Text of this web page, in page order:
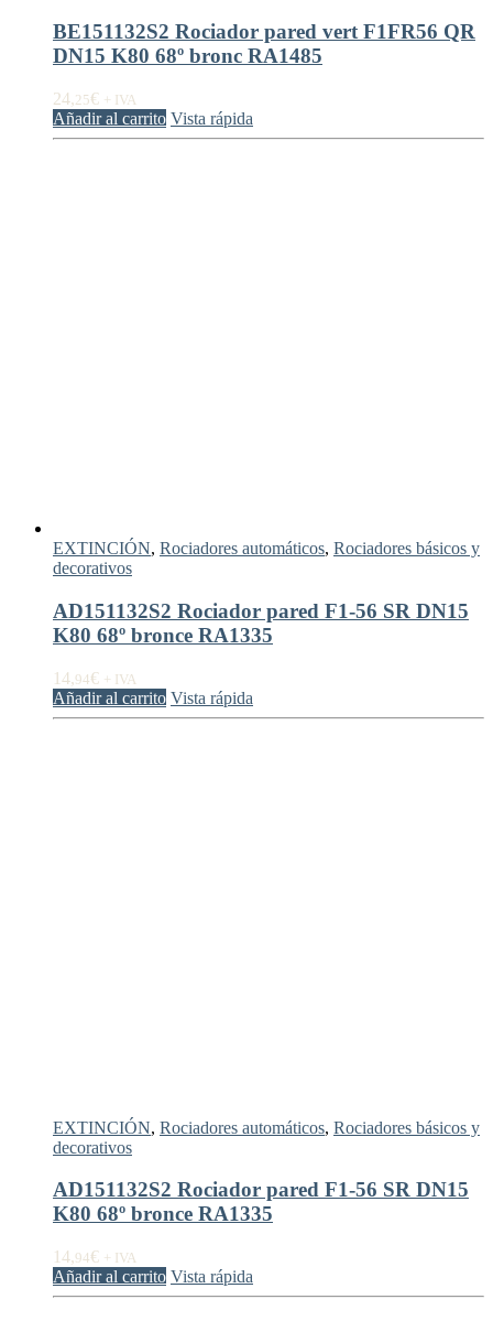
BE151132S2 Rociador pared vert F1FR56 QR
DN15 K80 68º bronc RA1485
24,25€ + IVA
Añadir al carrito Vista rápida
EXTINCIÓN, Rociadores automáticos, Rociadores básicos y
decorativos
AD151132S2 Rociador pared F1-56 SR DN15
K80 68º bronce RA1335
14,94€ + IVA
Añadir al carrito Vista rápida
EXTINCIÓN, Rociadores automáticos, Rociadores básicos y
decorativos
AD151132S2 Rociador pared F1-56 SR DN15
K80 68º bronce RA1335
14,94€ + IVA
Añadir al carrito Vista rápida